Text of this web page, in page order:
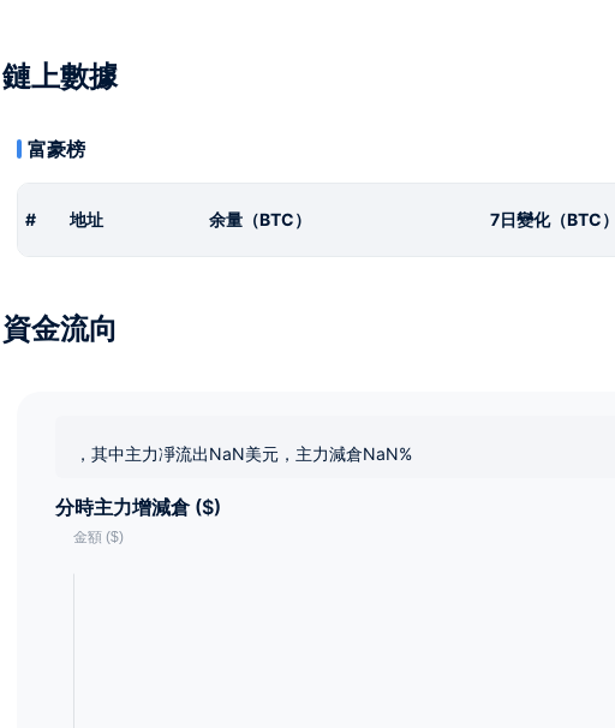
鏈上數據
富豪榜
# 地址 余量（BTC） 7日變化（BTC）
資金流向
，其中主力凈流出NaN美元，主力減倉NaN%
分時主力增減倉 ($)